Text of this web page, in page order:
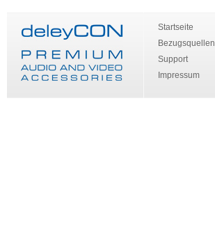
Startseite
Bezugsquellen
Support
Impressum